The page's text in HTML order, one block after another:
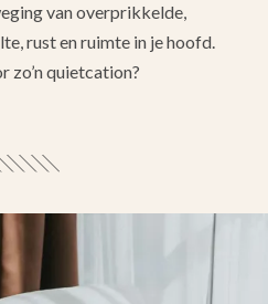
van overprikkelde,
rust en ruimte in je hoofd.
zo’n quietcation?